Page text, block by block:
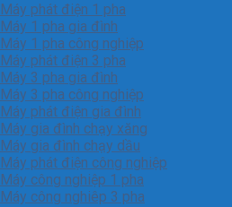
Máy phát điện 1 pha
Máy 1 pha gia đình
Máy 1 pha công nghiệp
Máy phát điện 3 pha
Máy 3 pha gia đình
Máy 3 pha công nghiệp
Máy phát điện gia đình
Máy gia đình chạy xăng
Máy gia đình chạy dầu
Máy phát điện công nghiệp
Máy công nghiệp 1 pha
Máy công nghiêp 3 pha